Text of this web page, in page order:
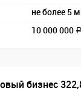
не более 5
10 000 000 a
бизнес